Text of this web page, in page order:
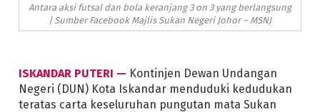
Antara aksi futsal dan bola keranjang 3 on 3 yang berlangsung
| Sumber Facebook Majlis Sukan Negeri Johor – MSNJ
ISKANDAR PUTERI — Kontinjen Dewan Undangan
Negeri (DUN) Kota Iskandar menduduki kedudukan
teratas carta keseluruhan pungutan mata Sukan